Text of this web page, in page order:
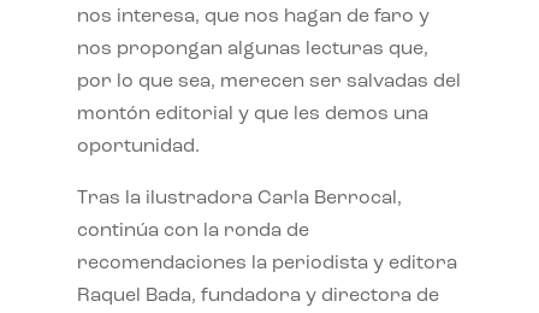
nos interesa, que nos hagan de faro y
nos propongan algunas lecturas que,
por lo que sea, merecen ser salvadas del
montón editorial y que les demos una
oportunidad.
Tras la ilustradora Carla Berrocal,
continúa con la ronda de
recomendaciones la periodista y editora
Raquel Bada, fundadora y directora de